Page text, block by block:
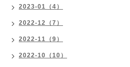
2023-01（4）
2022-12（7）
2022-11（9）
2022-10（10）